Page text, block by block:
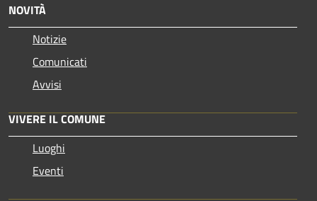
NOVITÀ
Notizie
Comunicati
Avvisi
VIVERE IL COMUNE
Luoghi
Eventi